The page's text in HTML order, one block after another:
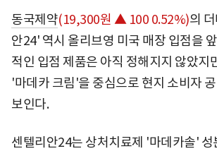
동국제약(19,300원 ▲ 100 0.52%)의
안24' 역시 올리브영 미국 매장 입점을
적인 입점 제품은 아직 정해지지 않았지
'마데카 크림'을 중심으로 현지 소비자
보인다.
센텔리안24는 상처치료제 '마데카솔' 성